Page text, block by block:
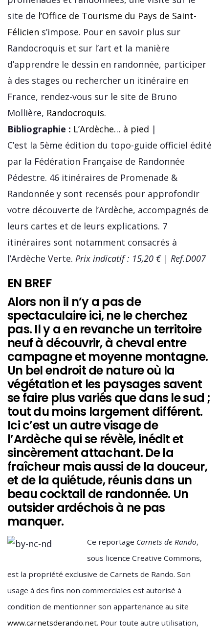
site de l’Office de Tourisme du Pays de Saint-
Félicien s’impose. Pour en savoir plus sur
Randocroquis et sur l’art et la manière
d’apprendre le dessin en randonnée, participer
à des stages ou rechercher un itinéraire en
France, rendez-vous sur le site de Bruno
Mollière, Randocroquis.
Bibliographie : L’Ardèche… à pied |
C’est la 5ème édition du topo-guide officiel édité
par la Fédération Française de Randonnée
Pédestre. 46 itinéraires de Promenade &
Randonnée y sont recensés pour approfondir
votre découverte de l’Ardèche, accompagnés de
leurs cartes et de leurs explications. 7
itinéraires sont notamment consacrés à
l’Ardèche Verte. Prix indicatif : 15,20 € | Ref.D007
EN BREF
Alors non il n’y a pas de
spectaculaire ici, ne le cherchez
pas. Il y a en revanche un territoire
neuf à découvrir, à cheval entre
campagne et moyenne montagne.
Un bel endroit de nature où la
végétation et les paysages savent
se faire plus variés que dans le sud ;
tout du moins largement différent.
Ici c’est un autre visage de
l’Ardèche qui se révèle, inédit et
sincèrement attachant. De la
fraîcheur mais aussi de la douceur,
et de la quiétude, réunis dans un
beau cocktail de randonnée. Un
outsider ardéchois à ne pas
manquer.
Ce reportage Carnets de Rando,
sous licence Creative Commons,
est la propriété exclusive de Carnets de Rando. Son
usage à des fins non commerciales est autorisé à
condition de mentionner son appartenance au site
www.carnetsderando.net. Pour toute autre utilisation,